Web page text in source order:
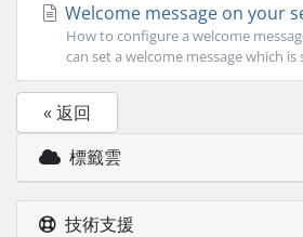
Welcome message on your
How to configure a welcome
can set a welcome message which is
« 返回
標籤雲
技術支援